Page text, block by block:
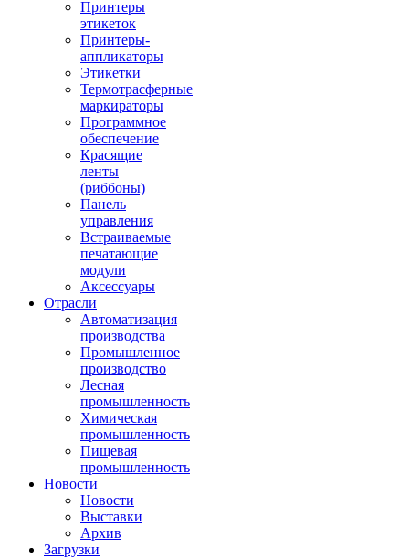
Принтеры
этикеток
Принтеры-
аппликаторы
Этикетки
Термотрасферные
маркираторы
Программное
обеспечение
Красящие
ленты
(риббоны)
Панель
управления
Встраиваемые
печатающие
модули
Аксессуары
Отрасли
Автоматизация
производства
Промышленное
производство
Лесная
промышленность
Химическая
промышленность
Пищевая
промышленность
Новости
Новости
Выставки
Архив
Загрузки